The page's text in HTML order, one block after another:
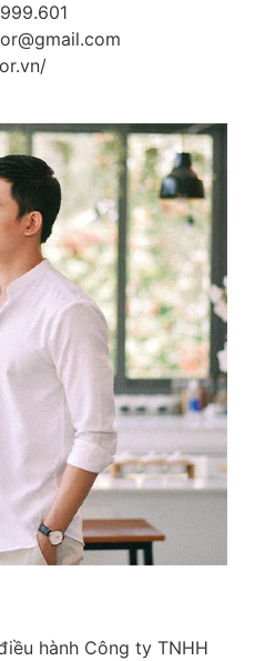
hành Công ty TNHH